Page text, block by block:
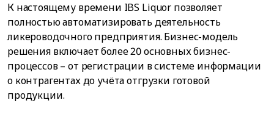
К настоящему времени IBS Liquor позволяет
полностью автоматизировать деятельность
ликероводочного предприятия. Бизнес-модель
решения включает более 20 основных бизнес-
процессов – от регистрации в системе информации
о контрагентах до учёта отгрузки готовой
продукции.